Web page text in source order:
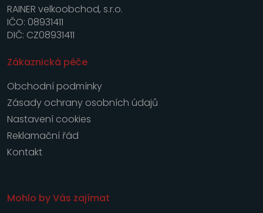
RAINER velkoobchod, s.r.o.
IČO: 08931411
DIČ: CZ08931411
Zákaznická péče
Obchodní podmínky
Zásady ochrany osobních údajů
Nastavení cookies
Reklamační řád
Kontakt
Mohlo by Vás zajímat